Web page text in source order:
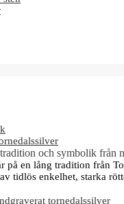
och symbolik från
på en lång tradition från
tidlös enkelhet, starka